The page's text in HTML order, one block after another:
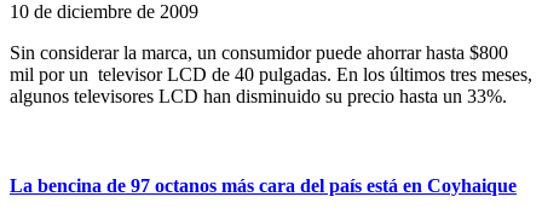
10 de diciembre de 2009
Sin considerar la marca, un consumidor puede ahorrar hasta $800
mil por un televisor LCD de 40 pulgadas. En los últimos tres meses,
algunos televisores LCD han disminuido su precio hasta un 33%.
La bencina de 97 octanos más cara del país está en Coyhaique